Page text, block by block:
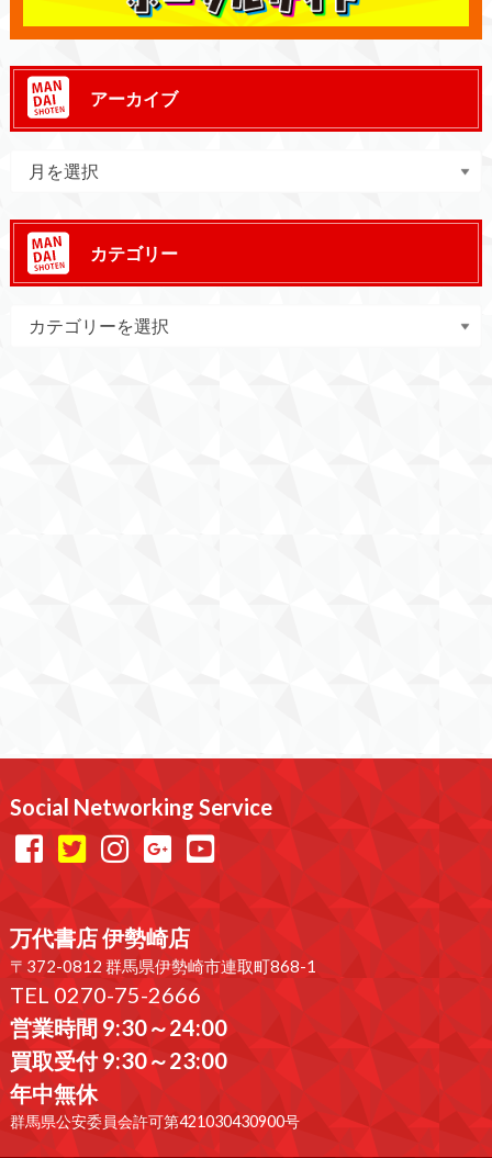
アーカイブ
カテゴリー
Social Networking Service
万代書店 伊勢崎店
〒372-0812 群馬県伊勢崎市連取町868-1
TEL 0270-75-2666
営業時間 9:30～24:00
買取受付 9:30～23:00
年中無休
群馬県公安委員会許可第421030430900号